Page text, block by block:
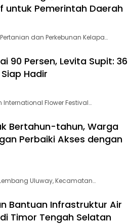
untuk Pemerintah Daerah
dan Perkebunan Kelapa…
90 Persen, Levita Supit: 36
Hadir
International Flower Festival…
Bertahun-tahun, Warga
Perbaiki Akses dengan
Uluway, Kecamatan…
Bantuan Infrastruktur Air
Timor Tengah Selatan